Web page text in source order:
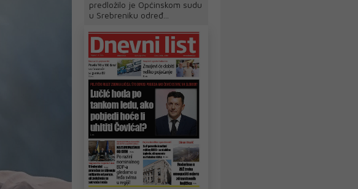
predložilo je Općinskom sudu
u Srebreniku određ...